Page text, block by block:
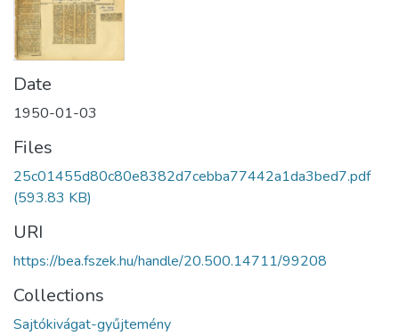
Date
1950-01-03
Files
25c01455d80c80e8382d7cebba77442a1da3bed7.pdf
(593.83 KB)
URI
https://bea.fszek.hu/handle/20.500.14711/99208
Collections
Sajtókivágat-gyűjtemény